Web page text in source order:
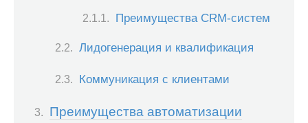
Преимущества CRM-систем
Лидогенерация и квалификация
Коммуникация с клиентами
Преимущества автоматизации